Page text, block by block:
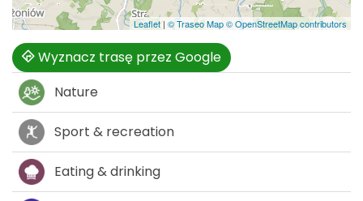
Leaflet | © Traseo Map© OpenStreetMap contributors
Wyznacz trasę przez Google
Nature
Sport & recreation
Eating & drinking